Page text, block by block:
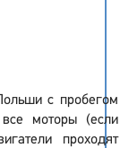
с пробегом
моторы (если
проходят